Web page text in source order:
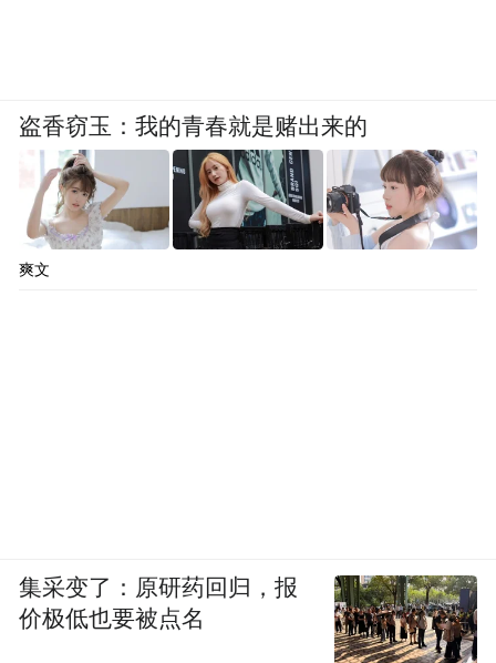
比亚迪
盗香窃玉：我的青春就是赌出来的
爽文
集采变了：原研药回归，报
价极低也要被点名